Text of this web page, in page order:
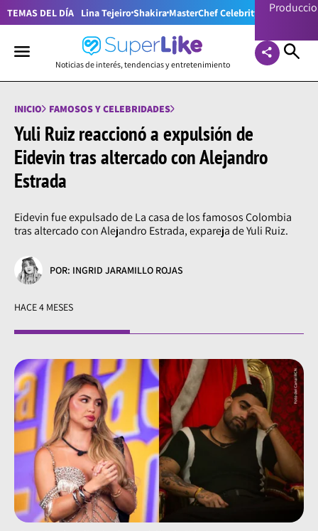
TEMAS DEL DÍA Lina TejeiroShakira MasterChef Celebrity Colombia
Noticias de interés, tendencias y entretenimiento
INICIO FAMOSOS Y CELEBRIDADES
Yuli Ruiz reaccionó a expulsión de
Eidevin tras altercado con Alejandro
Estrada
Eidevin fue expulsado de La casa de los famosos Colombia
tras altercado con Alejandro Estrada, expareja de Yuli Ruiz.
POR: INGRID JARAMILLO ROJAS
HACE 4 MESES